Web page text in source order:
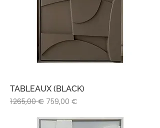
TABLEAUX (BLACK)
Prix original
1 265,00 € Prix promotionnel
759,00 €